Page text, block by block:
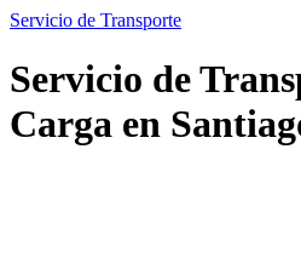
Servicio de Transporte
Servicio de
Carga en